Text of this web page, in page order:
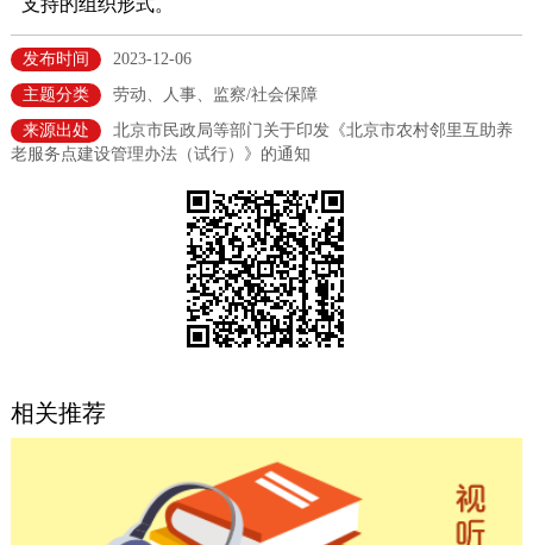
决策公开
政务服务
个人服务 法人服务
利企服务
阳光政务
12345网上接诉即办
在线访谈 图说互动
支持的组织形式。
发布时间
2023-12-06
主题分类
劳动、人事、监察/社会保障
来源出处
北京市民政局等部门关于印发《北京市农村邻里互助养
老服务点建设管理办法（试行）》的通知
相关推荐